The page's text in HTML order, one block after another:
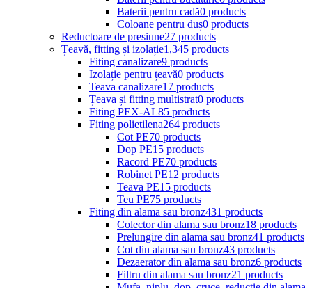
Baterii pentru cadă0 products
Coloane pentru duș0 products
Reductoare de presiune27 products
Țeavă, fitting și izolație1,345 products
Fiting canalizare9 products
Izolație pentru țeavă0 products
Teava canalizare17 products
Țeava și fitting multistrat0 products
Fiting PEX-AL85 products
Fiting polietilena264 products
Cot PE70 products
Dop PE15 products
Racord PE70 products
Robinet PE12 products
Teava PE15 products
Teu PE75 products
Fiting din alama sau bronz431 products
Colector din alama sau bronz18 products
Prelungire din alama sau bronz41 products
Cot din alama sau bronz43 products
Dezaerator din alama sau bronz6 products
Filtru din alama sau bronz21 products